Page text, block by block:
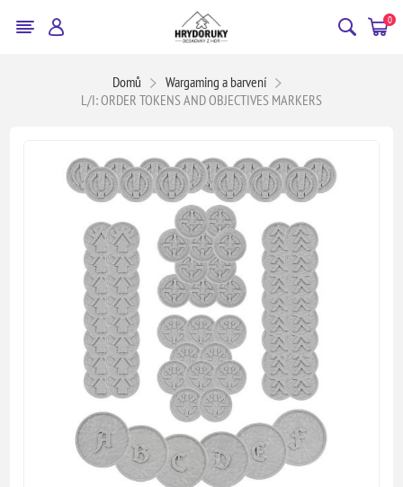
0
Domů
Wargaming a barvení
L/I: ORDER TOKENS AND OBJECTIVES MARKERS